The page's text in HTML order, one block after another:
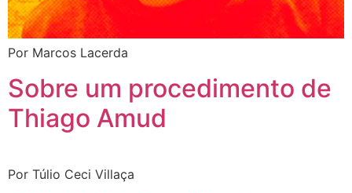
Por Marcos Lacerda
Sobre um procedimento de
Thiago Amud
Por Túlio Ceci Villaça